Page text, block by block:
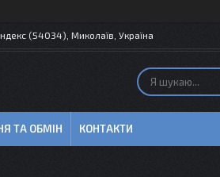
(54034), Миколаїв, Україна
ТА ОБМІН КОНТАКТИ